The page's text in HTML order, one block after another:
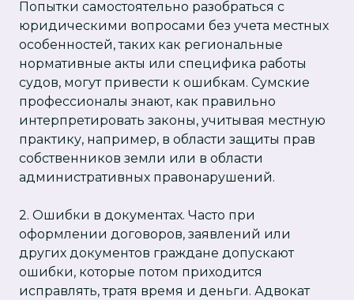
Попытки самостоятельно разобраться с
юридическими вопросами без учета местных
особенностей, таких как региональные
нормативные акты или специфика работы
судов, могут привести к ошибкам. Сумские
профессионалы знают, как правильно
интерпретировать законы, учитывая местную
практику, например, в области защиты прав
собственников земли или в области
административных правонарушений.
2. Ошибки в документах. Часто при
оформлении договоров, заявлений или
других документов граждане допускают
ошибки, которые потом приходится
исправлять, тратя время и деньги. Адвокат